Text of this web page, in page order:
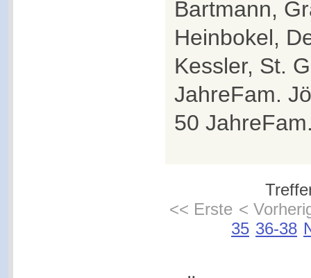
Bartmann,
Heinbokel,
Kessler, St.
JahreFam.
50
<< Erste <
35 36-38